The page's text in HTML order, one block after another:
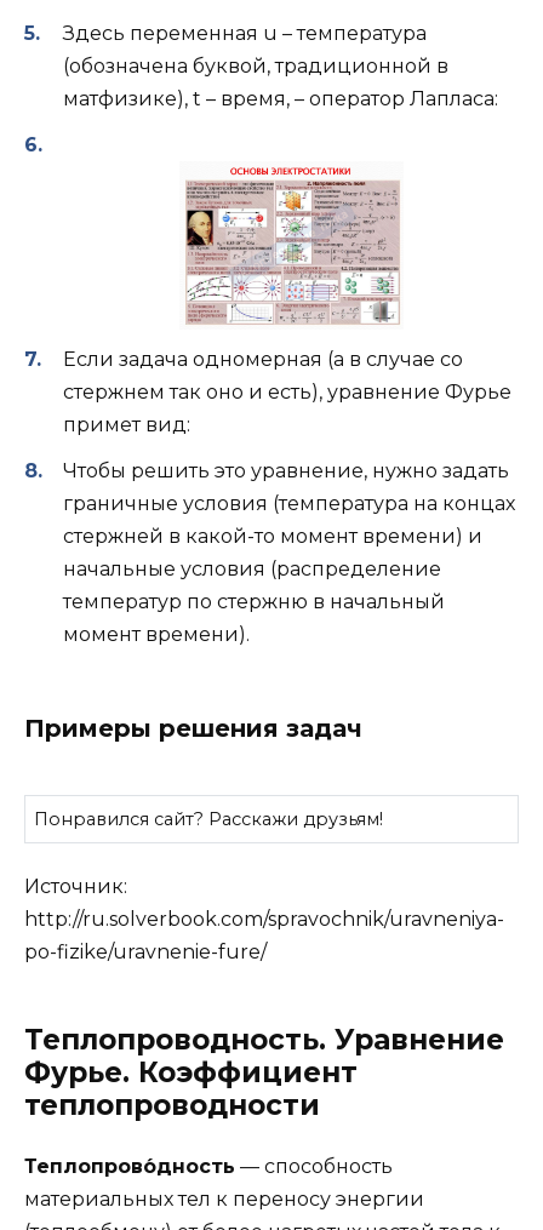
Здесь переменная u – температура
(обозначена буквой, традиционной в
матфизике), t – время, – оператор Лапласа:
Если задача одномерная (а в случае со
стержнем так оно и есть), уравнение Фурье
примет вид:
Чтобы решить это уравнение, нужно задать
граничные условия (температура на концах
стержней в какой-то момент времени) и
начальные условия (распределение
температур по стержню в начальный
момент времени).
Примеры решения задач
Понравился сайт? Расскажи друзьям!
Источник:
http://ru.solverbook.com/spravochnik/uravneniya-
po-fizike/uravnenie-fure/
Теплопроводность. Уравнение
Фурье. Коэффициент
теплопроводности
Теплопрово́дность — способность
материальных тел к переносу энергии